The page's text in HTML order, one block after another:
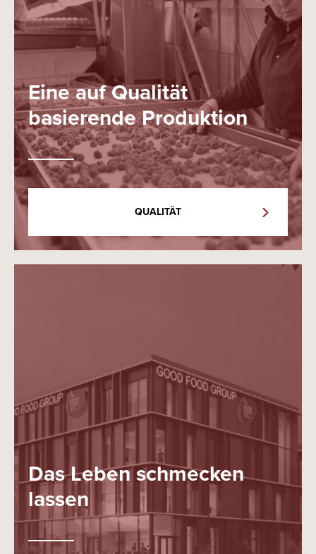
Eine auf Qualität
basierende Produktion
QUALITÄT
Das Leben schmecken
lassen